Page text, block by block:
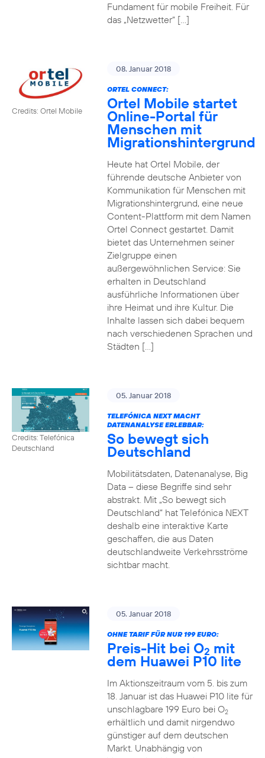
Fundament für mobile Freiheit. Für
das „Netzwetter“ […]
Credits: Ortel Mobile
08. Januar 2018
ORTEL CONNECT:
Ortel Mobile startet
Online-Portal für
Menschen mit
Migrationshintergrund
Heute hat Ortel Mobile, der
führende deutsche Anbieter von
Kommunikation für Menschen mit
Migrationshintergrund, eine neue
Content-Plattform mit dem Namen
Ortel Connect gestartet. Damit
bietet das Unternehmen seiner
Zielgruppe einen
außergewöhnlichen Service: Sie
erhalten in Deutschland
ausführliche Informationen über
ihre Heimat und ihre Kultur. Die
Inhalte lassen sich dabei bequem
nach verschiedenen Sprachen und
Städten […]
Credits: Telefónica
Deutschland
05. Januar 2018
TELEFÓNICA NEXT MACHT
DATENANALYSE ERLEBBAR:
So bewegt sich
Deutschland
Mobilitätsdaten, Datenanalyse, Big
Data – diese Begriffe sind sehr
abstrakt. Mit „So bewegt sich
Deutschland“ hat Telefónica NEXT
deshalb eine interaktive Karte
geschaffen, die aus Daten
deutschlandweite Verkehrsströme
sichtbar macht.
05. Januar 2018
OHNE TARIF FÜR NUR 199 EURO:
Preis-Hit bei O2 mit
dem Huawei P10 lite
Im Aktionszeitraum vom 5. bis zum
18. Januar ist das Huawei P10 lite für
unschlagbare 199 Euro bei O2
erhältlich und damit nirgendwo
günstiger auf dem deutschen
Markt. Unabhängig von